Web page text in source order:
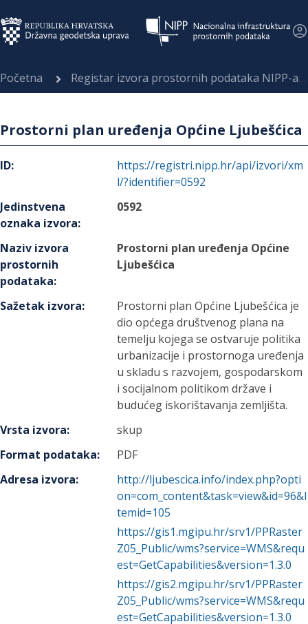
Početna Registar izvora prostornih podataka NIPP-a
Prostorni plan uređenja Općine Ljubešćica
ID:
https://registri.nipp.hr/api/izvori/xm
l/?identifier=0592
Jedinstvena
oznaka izvora:
0592
Naziv izvora
prostornih
podataka:
Prostorni plan uređenja Općine
Ljubešćica
Sažetak izvora:
Prostorni plan Općine Ljubešćica je
dio općega društvenog plana na
temelju kojega se ostvaruje politika
urbanizacije i prostornoga uređenja
u skladu s razvojem, gospodarskom
i socijalnom politikom države i
budućeg iskorištavanja zemljišta.
Vrsta izvora:
skup
Format podataka:
PDF
Adresa izvora:
http://ljubescica.info/index.php?opti
on=com_content&task=view&id=96&I
temid=105
https://gis1.mgipu.hr/srv1/PPRaster
Z05_Public/wms?service=WMS&requ
est=GetCapabilities&version=1.3.0
https://gis2.mgipu.hr/srv1/PPRaster
Z05_Public/wms?service=WMS&requ
est=GetCapabilities&version=1.3.0